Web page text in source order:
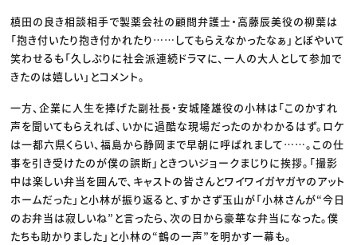
槙田の良き相談相手で製薬会社の顧問弁護士・高藤辰美役の柳葉は
「抱き付いたり抱き付かれたり……してもらえなかったなぁ」とぼやいて
笑わせるも「久しぶりに社会派連続ドラマに、一人の大人として参加で
きたのは嬉しい」とコメント。
一方、企業に人生を捧げた副社長・安城隆雄役の小林は「このかすれ
声を聞いてもらえれば、いかに過酷な現場だったのかわかるはず。ロケ
は一都六県くらい、福島から静岡まで早朝に呼ばれまして……。この仕
事を引き受けたのが僕の誤断」ときついジョークまじりに挨拶。「撮影
中は楽しい弁当を囲んで、キャストの皆さんとワイワイガヤガヤのアット
ホームだった」と小林が振り返ると、すかさず玉山が「小林さんが“今日
のお弁当は寂しいね”と言ったら、次の日から豪華な弁当になった。僕
たちも助かりました」と小林の“鶴の一声”を明かす一幕も。